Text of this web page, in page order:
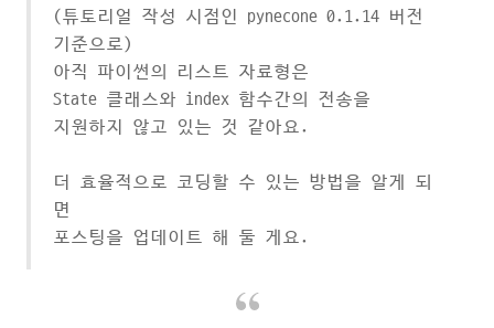
(튜토리얼 작성 시점인 pynecone 0.1.14 버전
기준으로)
아직 파이썬의 리스트 자료형은
State 클래스와 index 함수간의 전송을
지원하지 않고 있는 것 같아요.
더 효율적으로 코딩할 수 있는 방법을 알게 되
면
포스팅을 업데이트 해 둘 게요.